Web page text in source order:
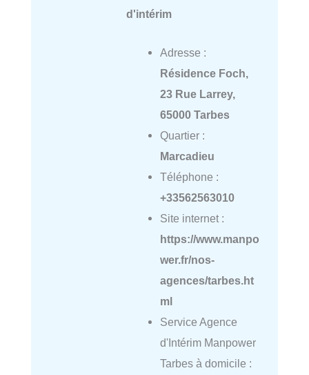
d'intérim
Adresse :
Résidence Foch,
23 Rue Larrey,
65000 Tarbes
Quartier :
Marcadieu
Téléphone :
+33562563010
Site internet :
https://www.manpo
wer.fr/nos-
agences/tarbes.ht
ml
Service Agence
d'Intérim Manpower
Tarbes à domicile :